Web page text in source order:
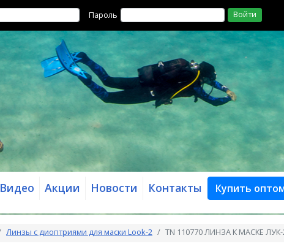
Пароль Войти
Видео Акции Новости Контакты Купить
Линзы с диоптриями для маски Look-2 TN 110770 ЛИНЗА К МАСКЕ